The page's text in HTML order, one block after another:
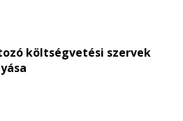
költségvetési szervek